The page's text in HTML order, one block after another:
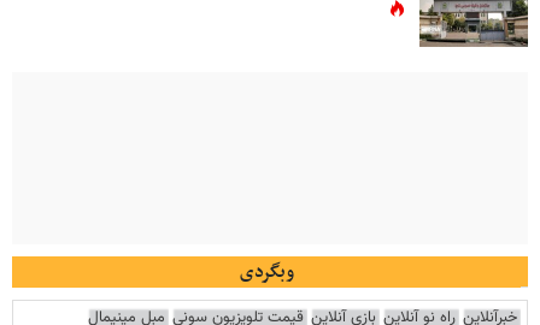
وبگردی
خبرآنلاین راه نو آنلاین بازی آنلاین قیمت تلویزیون سونی مبل مینیمال